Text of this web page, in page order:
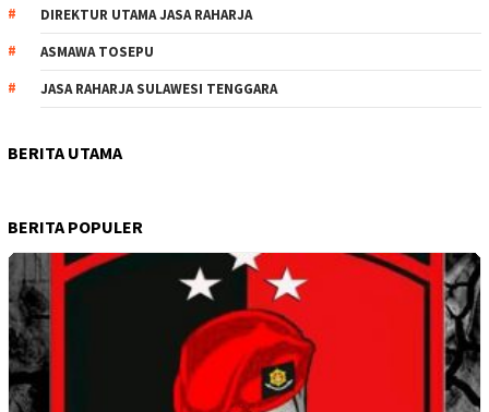
DIREKTUR UTAMA JASA RAHARJA
ASMAWA TOSEPU
JASA RAHARJA SULAWESI TENGGARA
BERITA UTAMA
BERITA POPULER